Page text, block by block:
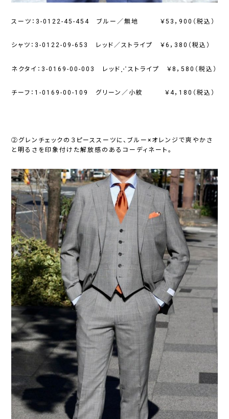
スーツ：3-0122-45-454 ブルー／無地 ￥53，900（税込）
シャツ：3-0122-09-653 レッド／ストライプ ￥6，380（税込）
ネクタイ：3-0169-00-003 レッド⋰ストライプ ￥8，580（税込）
チーフ：1-0169-00-109 グリーン／小紋 ￥4，180（税込）
②グレンチェックの３ピーススーツに、ブルー×オレンジで爽やかさ
と明るさを印象付けた解放感のあるコーディネート。